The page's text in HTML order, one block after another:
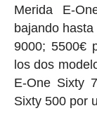
Merida E-
bajando
9000; 5500€
los dos
E-One Sixty
Sixty 500 por